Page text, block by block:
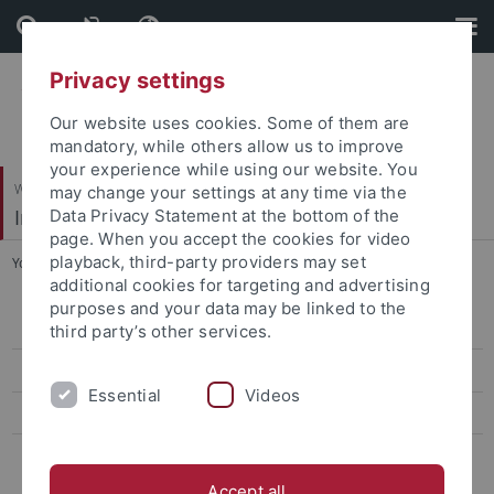
Skip
to
content
Skip
to
footer
Wirtschafts- und Sozialwissenschaftliche Fakultät
Institut für Politikwissenschaft
You are here: Startseite ... Veranstaltungen
Institutskolloquium
IfP-Newsletter
Privacy settings
Our website uses cookies. Some of them are
mandatory, while others allow us to improve
your experience while using our website. You
may change your settings at any time via the
Data Privacy Statement at the bottom of the
page. When you accept the cookies for video
playback, third-party providers may set
additional cookies for targeting and advertising
purposes and your data may be linked to the
third party’s other services.
Essential Videos